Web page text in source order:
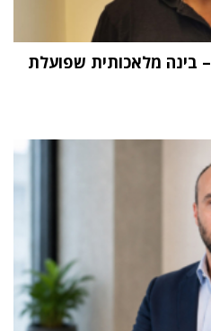
"העתיד הוא Physical AI – בינה מלאכותית שפועלת